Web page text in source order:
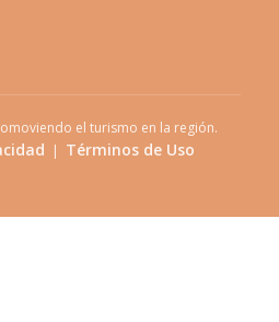
el turismo en la región.
| Términos de Uso